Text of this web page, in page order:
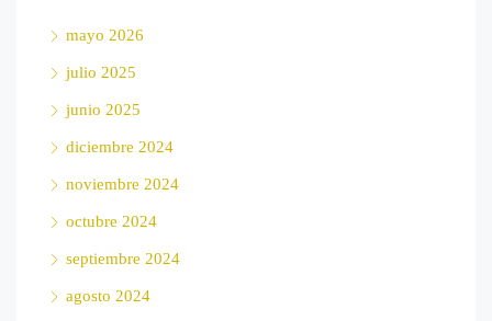
mayo 2026
julio 2025
junio 2025
diciembre 2024
noviembre 2024
octubre 2024
septiembre 2024
agosto 2024